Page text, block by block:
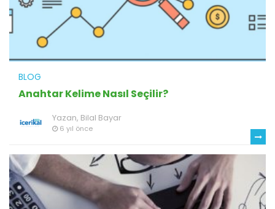
BLOG
Anahtar Kelime Nasıl Seçilir?
Yazan, Bilal Bayar
6 yıl önce